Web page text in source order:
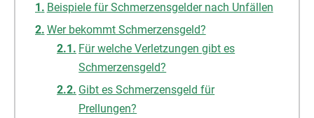
Beispiele für Schmerzensgelder nach Unfällen
Wer bekommt Schmerzensgeld?
Für welche Verletzungen gibt es
Schmerzensgeld?
Gibt es Schmerzensgeld für
Prellungen?